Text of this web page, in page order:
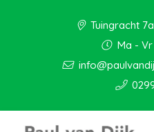
Tuingracht
Ma - Vr